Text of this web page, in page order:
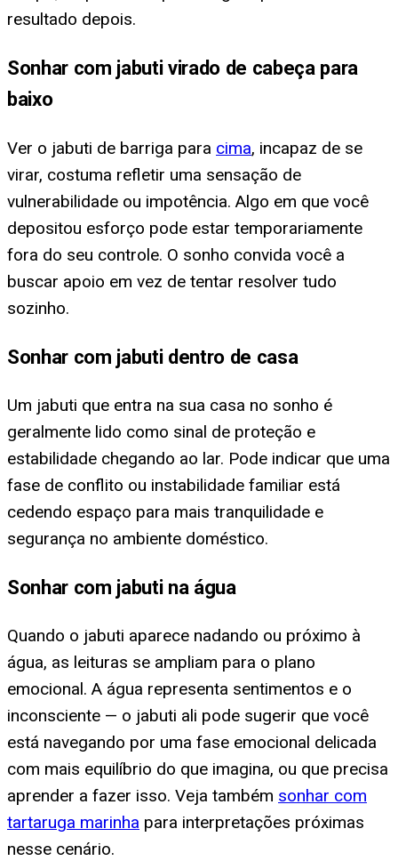
resultado depois.
Sonhar com jabuti virado de cabeça para
baixo
Ver o jabuti de barriga para cima, incapaz de se
virar, costuma refletir uma sensação de
vulnerabilidade ou impotência. Algo em que você
depositou esforço pode estar temporariamente
fora do seu controle. O sonho convida você a
buscar apoio em vez de tentar resolver tudo
sozinho.
Sonhar com jabuti dentro de casa
Um jabuti que entra na sua casa no sonho é
geralmente lido como sinal de proteção e
estabilidade chegando ao lar. Pode indicar que uma
fase de conflito ou instabilidade familiar está
cedendo espaço para mais tranquilidade e
segurança no ambiente doméstico.
Sonhar com jabuti na água
Quando o jabuti aparece nadando ou próximo à
água, as leituras se ampliam para o plano
emocional. A água representa sentimentos e o
inconsciente — o jabuti ali pode sugerir que você
está navegando por uma fase emocional delicada
com mais equilíbrio do que imagina, ou que precisa
aprender a fazer isso. Veja também sonhar com
tartaruga marinha para interpretações próximas
nesse cenário.